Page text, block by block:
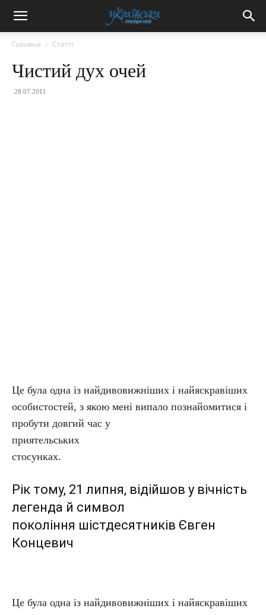
Головна Статті
Чистий дух очей
28.07.2011
Це була одна із найдивовижніших і найяскравіших
особистостей, з якою мені випало познайомитися і
пробути довгий час у
приятельських
стосунках.
Рік тому, 21 липня, відійшов у вічність
легенда й символ
покоління шістдесятників Євген
Концевич
Це була одна із найдивовижніших і найяскравіших